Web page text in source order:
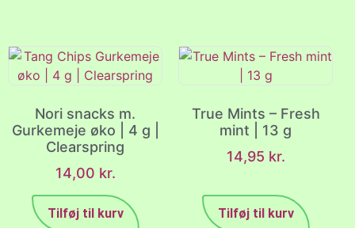
Nori snacks m.
Gurkemeje øko | 4 g |
Clearspring
14,00 kr.
Tilføj til kurv
True Mints – Fresh
mint | 13 g
14,95 kr.
Tilføj til kurv